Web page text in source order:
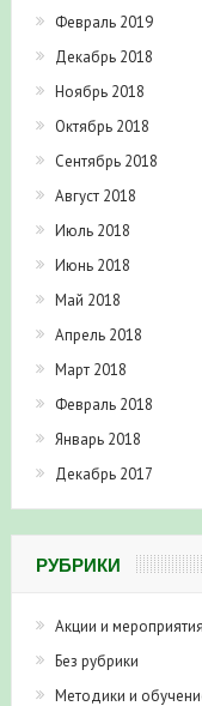
Февраль 2019
Декабрь 2018
Ноябрь 2018
Октябрь 2018
Сентябрь 2018
Август 2018
Июль 2018
Июнь 2018
Май 2018
Апрель 2018
Март 2018
Февраль 2018
Январь 2018
Декабрь 2017
РУБРИКИ
Акции и мероприятия
Без рубрики
Методики и